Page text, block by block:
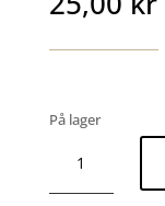
På lager
"Winston"
antall